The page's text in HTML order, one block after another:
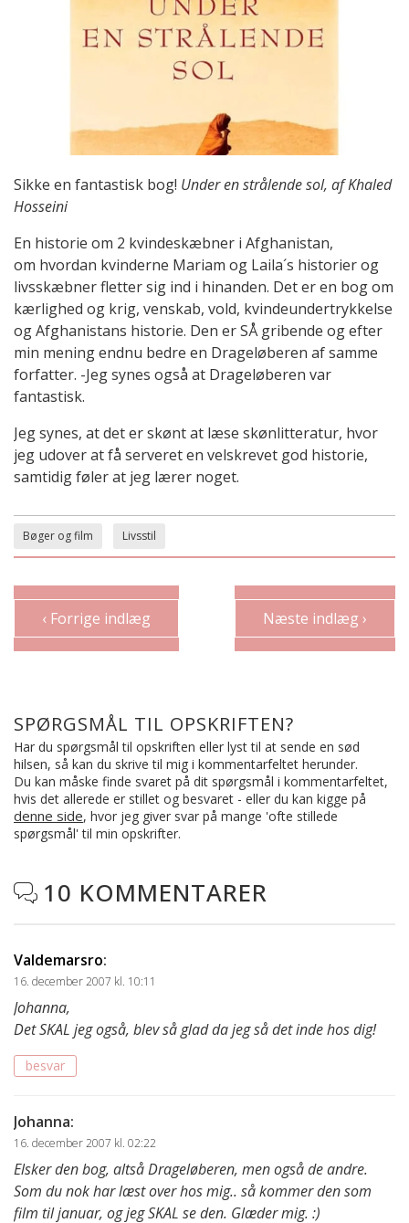
Sikke en fantastisk bog! Under en strålende sol, af Khaled
Hosseini
En historie om 2 kvindeskæbner i Afghanistan,
om hvordan kvinderne Mariam og Laila´s historier og
livsskæbner fletter sig ind i hinanden. Det er en bog om
kærlighed og krig, venskab, vold, kvindeundertrykkelse
og Afghanistans historie. Den er SÅ gribende og efter
min mening endnu bedre en Drageløberen af samme
forfatter. -Jeg synes også at Drageløberen var
fantastisk.
Jeg synes, at det er skønt at læse skønlitteratur, hvor
jeg udover at få serveret en velskrevet god historie,
samtidig føler at jeg lærer noget.
Bøger og film Livsstil
‹ Forrige indlæg Næste indlæg ›
SPØRGSMÅL TIL OPSKRIFTEN?
Har du spørgsmål til opskriften eller lyst til at sende en sød
hilsen, så kan du skrive til mig i kommentarfeltet herunder.
Du kan måske finde svaret på dit spørgsmål i kommentarfeltet,
hvis det allerede er stillet og besvaret - eller du kan kigge på
denne side, hvor jeg giver svar på mange 'ofte stillede
spørgsmål' til min opskrifter.
 10 KOMMENTARER
Valdemarsro:
16. december 2007 kl. 10:11
Johanna,
Det SKAL jeg også, blev så glad da jeg så det inde hos dig!
besvar
Johanna:
16. december 2007 kl. 02:22
Elsker den bog, altså Drageløberen, men også de andre.
Som du nok har læst over hos mig.. så kommer den som
film til januar, og jeg SKAL se den. Glæder mig. :)